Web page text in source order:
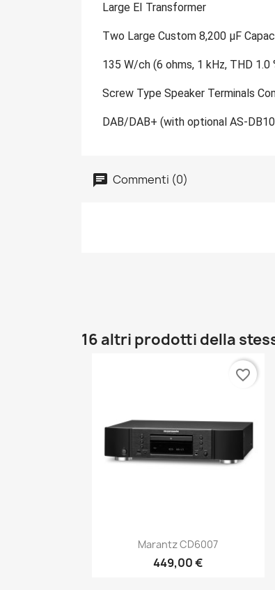
Large EI Transformer
Two Large Custom 8,200 μF
135 W/ch (6 ohms, 1 kHz, THD 1.0
Screw Type Speaker Terminals
DAB/DAB+ (with optional AS-
Commenti (0)
16 altri prodotti della
Anteprima
Marantz CD6007
449,00 €
favorite_border